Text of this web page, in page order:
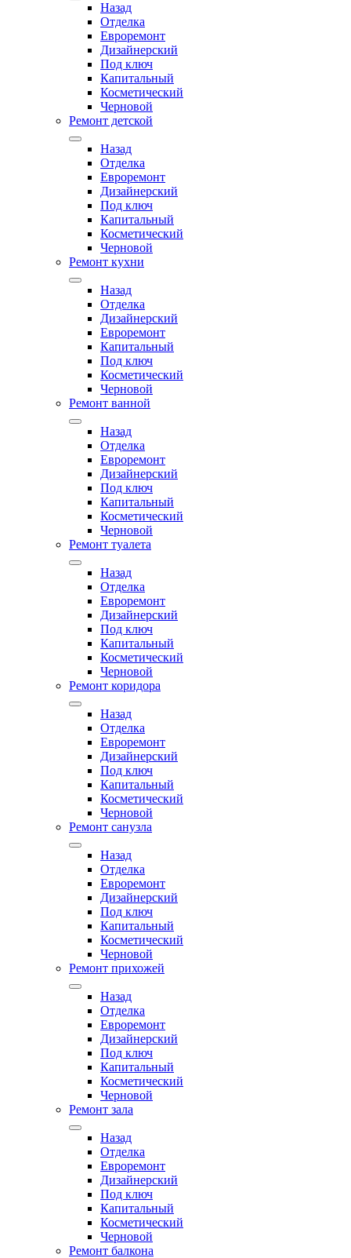
Назад
Отделка
Евроремонт
Дизайнерский
Под ключ
Капитальный
Косметический
Черновой
Ремонт детской
Назад
Отделка
Евроремонт
Дизайнерский
Под ключ
Капитальный
Косметический
Черновой
Ремонт кухни
Назад
Отделка
Дизайнерский
Евроремонт
Капитальный
Под ключ
Косметический
Черновой
Ремонт ванной
Назад
Отделка
Евроремонт
Дизайнерский
Под ключ
Капитальный
Косметический
Черновой
Ремонт туалета
Назад
Отделка
Евроремонт
Дизайнерский
Под ключ
Капитальный
Косметический
Черновой
Ремонт коридора
Назад
Отделка
Евроремонт
Дизайнерский
Под ключ
Капитальный
Косметический
Черновой
Ремонт санузла
Назад
Отделка
Евроремонт
Дизайнерский
Под ключ
Капитальный
Косметический
Черновой
Ремонт прихожей
Назад
Отделка
Евроремонт
Дизайнерский
Под ключ
Капитальный
Косметический
Черновой
Ремонт зала
Назад
Отделка
Евроремонт
Дизайнерский
Под ключ
Капитальный
Косметический
Черновой
Ремонт балкона